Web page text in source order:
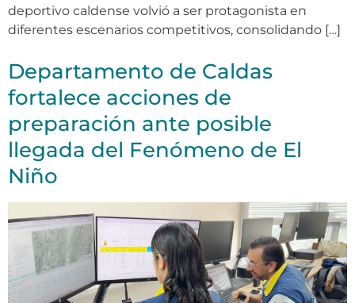
deportivo caldense volvió a ser protagonista en
diferentes escenarios competitivos, consolidando […]
Departamento de Caldas
fortalece acciones de
preparación ante posible
llegada del Fenómeno de El
Niño